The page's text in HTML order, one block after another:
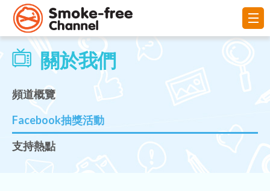
關於我們
頻道概覽
Facebook抽獎活動
支持熱點